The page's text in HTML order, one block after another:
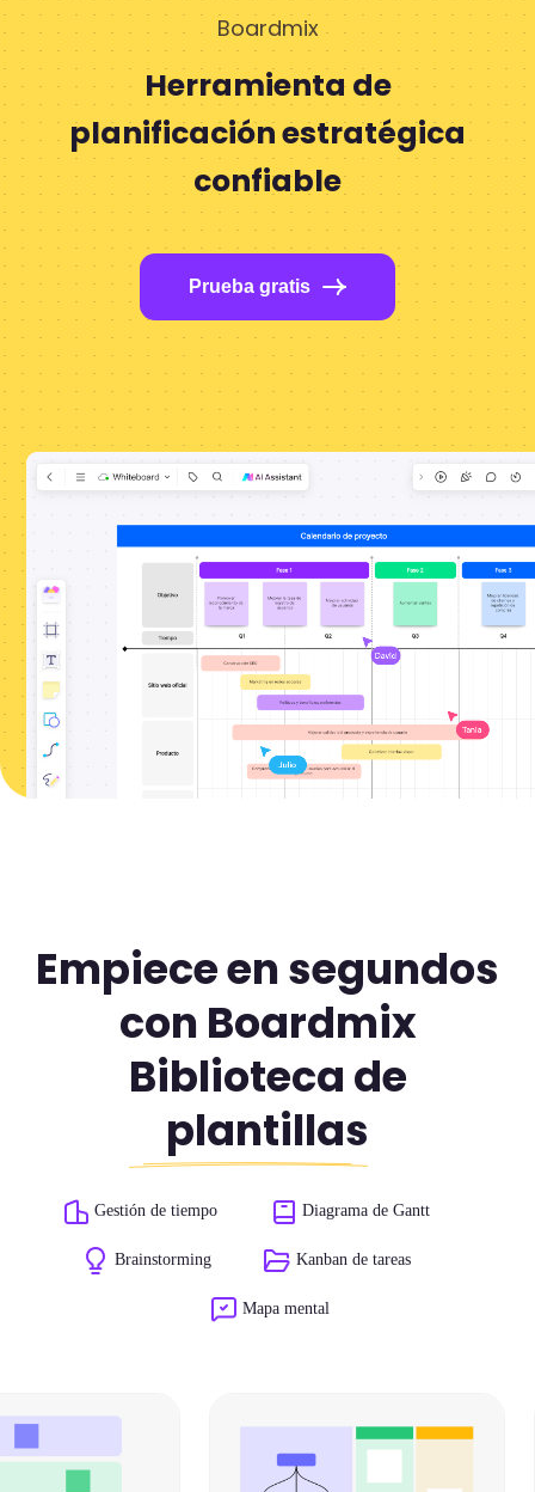
Boardmix
Herramienta de
planificación estratégica
confiable
Prueba gratis
Empiece en segundos
con Boardmix
Biblioteca de
plantillas
Gestión de tiempo Diagrama de Gantt
Brainstorming Kanban de tareas
Mapa mental